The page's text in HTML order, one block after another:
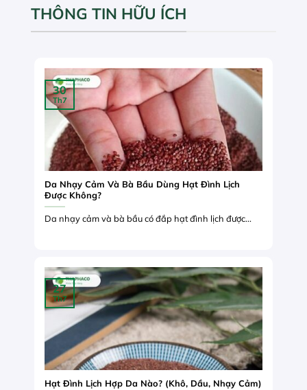
THÔNG TIN HỮU ÍCH
Da Nhạy Cảm Và Bà Bầu Dùng Hạt Đình Lịch
Được Không?
Da nhạy cảm và bà bầu có đắp hạt đình lịch được...
30
Th7
Hạt Đình Lịch Hợp Da Nào? (Khô, Dầu, Nhạy Cảm)
27
Th7